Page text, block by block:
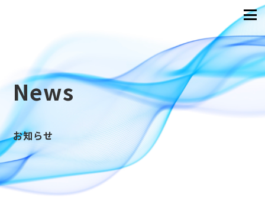
News
お知らせ